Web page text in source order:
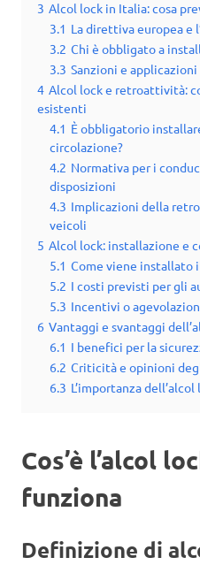
3 Alcol lock in Italia: cosa
3.1 La direttiva europea e
3.2 Chi è obbligato a
3.3 Sanzioni e
4 Alcol lock e retroattività:
esistenti
4.1 È obbligatorio
circolazione?
4.2 Normativa per i
disposizioni
4.3 Implicazioni della
veicoli
5 Alcol lock: installazione e
5.1 Come viene installato
5.2 I costi previsti per gli
5.3 Incentivi o
6 Vantaggi e svantaggi
6.1 I benefici per la
6.2 Criticità e opinioni
6.3 L’importanza
Cos’è l’alcol
funziona
Definizione di